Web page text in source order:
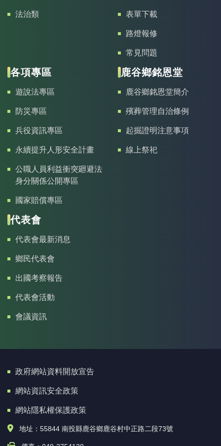
法治類 表單下載
路燈報修
常見問題
各項專區
遊說法專區
防災專區
兵役資訊專區
永續提升人形安全計畫
公職人員利益衝突廻避法
身分關係公開專區
國家賠償專區
鹿谷鄉銘恩堂
鹿谷鄉銘恩堂簡介
殯葬管理自治條例
起掘證明注意事項
線上祭祀
代表會
代表會最新消息
鄉民代表會
出國考察報告
代表會活動
會議資訊
政府網站資料開放宣告
網站資訊安全政策
網站隱私權保護政策
地址：55844 南投縣鹿谷鄉鹿谷村中正路二段73號